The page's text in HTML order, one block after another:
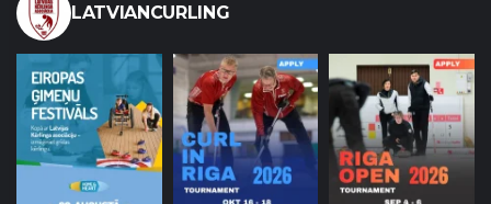
LATVIANCURLING